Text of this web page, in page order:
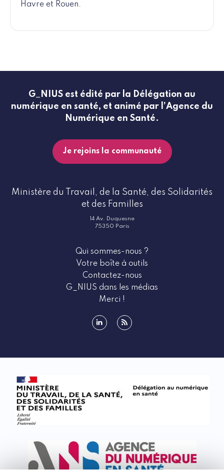
Havre et Rouen.
G_NIUS est édité par la Délégation au
numérique en santé, et animé par l’Agence du
Numérique en Santé.
Je rejoins la communauté
Ministère du Travail, de la Santé, des Solidarités
et des Familles
14 Av. Duquesne
75350 Paris
Qui sommes-nous ?
Votre boîte à outils
Contactez-nous
G_NIUS dans les médias
Merci !